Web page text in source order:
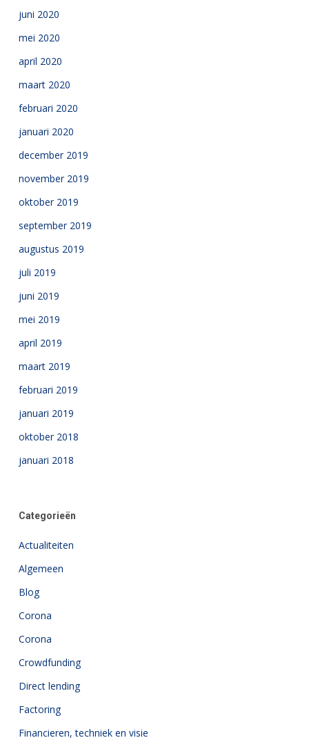
juni 2020
mei 2020
april 2020
maart 2020
februari 2020
januari 2020
december 2019
november 2019
oktober 2019
september 2019
augustus 2019
juli 2019
juni 2019
mei 2019
april 2019
maart 2019
februari 2019
januari 2019
oktober 2018
januari 2018
Categorieën
Actualiteiten
Algemeen
Blog
Corona
Corona
Crowdfunding
Direct lending
Factoring
Financieren, techniek en visie